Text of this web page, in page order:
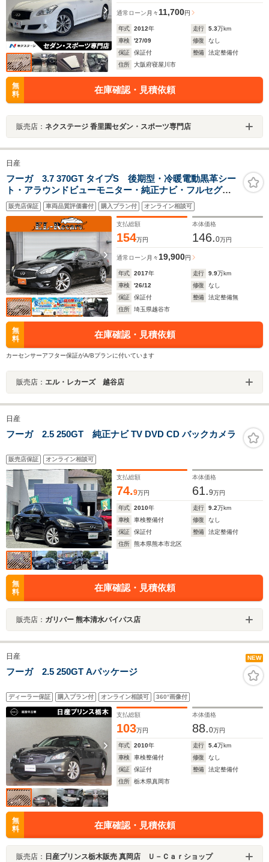
通常ローン 月々 11,700円
年式 2012年 走行 5.3万km
車検
'27/09 修復
なし
保証
保証付 整備
法定整備付
住所
大阪府寝屋川市
無
料
在庫確認・見積依頼
販売店： ネクステージ 香里園セダン・スポーツ専門店
日産
フーガ 3.7 370GT タイプS 後期型・冷暖電動黒革シー
ト・アラウンドビューモニター・純正ナビ・フルセグ・
Bluetooth接続・ETC・追従クルコン・パドルシフト・ス
マートキー・プッシュスタート・LEDヘッドライト・フ
ォグランプ・純正20インチAW
販売店保証 車両品質評価書付 購入プラン付 オンライン相談可
支払総額
154万円
本体価格
146.0万円
通常ローン 月々 19,900円
年式 2017年 走行 9.9万km
車検
'26/12 修復
なし
保証
保証付 整備
法定整備無
住所
埼玉県越谷市
無
料
在庫確認・見積依頼
カーセンサーアフター保証がA/Bプランに付いています
販売店： エル・レカーズ 越谷店
日産
フーガ 2.5 250GT 純正ナビ TV DVD CD バックカメラ
販売店保証 オンライン相談可
支払総額
74.9万円
本体価格
61.9万円
年式 2010年 走行 9.2万km
車検
車検整備付 修復
なし
保証
保証付 整備
法定整備付
住所
熊本県熊本市北区
無
料
在庫確認・見積依頼
販売店： ガリバー 熊本清水バイパス店
日産 NEW
フーガ 2.5 250GT Aパッケージ
ディーラー保証 購入プラン付 オンライン相談可 360°画像付
支払総額
103万円
本体価格
88.0万円
年式 2010年 走行 5.4万km
車検
車検整備付 修復
なし
保証
保証付 整備
法定整備付
住所
栃木県真岡市
無
料
在庫確認・見積依頼
販売店： 日産プリンス栃木販売 真岡店 Ｕ－Ｃａｒショップ